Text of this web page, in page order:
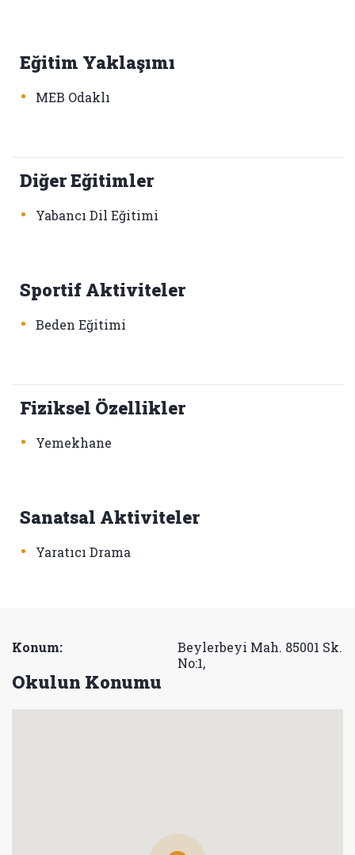
Eğitim Yaklaşımı
• MEB Odaklı
Diğer Eğitimler
• Yabancı Dil Eğitimi
Sportif Aktiviteler
• Beden Eğitimi
Fiziksel Özellikler
• Yemekhane
Sanatsal Aktiviteler
• Yaratıcı Drama
Konum:
Beylerbeyi Mah. 85001 Sk.
No:1,
Okulun Konumu